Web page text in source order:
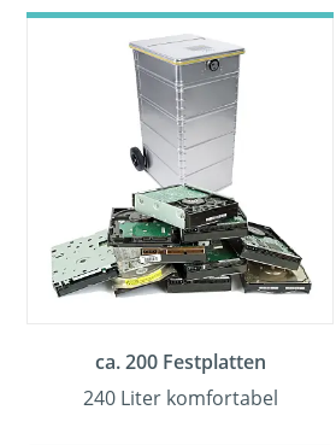
ca. 200 Festplatten
240 Liter komfortabel